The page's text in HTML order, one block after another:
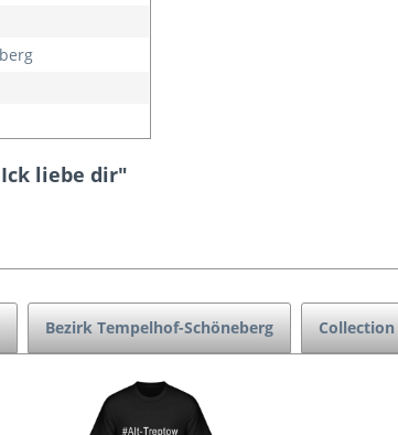
liebe dir"
Bezirk Tempelhof-Schöneberg